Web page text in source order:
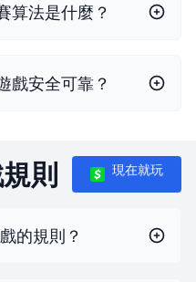
算法是什麼？
戲安全可靠？
則 現在就玩
的規則？